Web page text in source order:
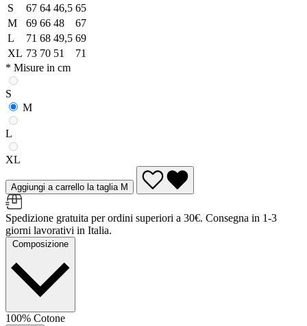
S
67 64 46,5 65
M
69 66 48
67
L
71 68 49,5 69
XL 73 70 51
71
* Misure in cm
S
M
L
XL
Aggiungi a carrello la taglia M
Spedizione gratuita per ordini superiori a 30€. Consegna in 1-3
giorni lavorativi in Italia.
Composizione
100% Cotone